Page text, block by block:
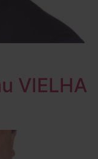
VIELHA